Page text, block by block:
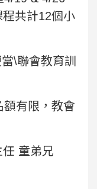
共計12個小
\聯會教育訓
額有限，教會
童弟兄